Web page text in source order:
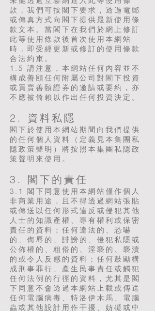
款，我們可按閣下要求，透過電郵
或傳真方式向閣下提供最新使用條
款文本。當閣下在我們於網上修訂
此等使用條款後首次使用本網站
時，即受經更新或修訂的使用條款
合法約束。
1.5 請注意，本網站任何內容並不
構成善頤任何附屬公司對閣下投資
或買賣善頤證券的邀請或要約，亦
不應被倚賴以作出任何投資決定。
2. 資料私隱
閣下於使用本網站期間向我們提供
的任何個人資料（定義見本集團私
隱政策聲明）將按照本集團私隱政
策聲明來使用。
3. 閣下的責任
3.1 閣下同意使用本網站僅作個人
非商業用途，且不得透過網站張貼
或傳送以任何形式違反或侵犯其他
人士的知識產權、專有權利或保密
責任的資料；任何違法的、恐嚇
的、侮辱的、誹謗的、侵犯私隱或
公佈權的、粗俗的、淫褻的、褻瀆
的或令人反感的資料；任何鼓勵構
成刑事罪行、產生民事責任或觸犯
任何法例的行徑的資料，尤其是閣
下同意不會透過本網站上載或傳送
任何電腦病毒、特洛伊木馬、電腦
蟲或其他設計用作干擾、妨礙或中